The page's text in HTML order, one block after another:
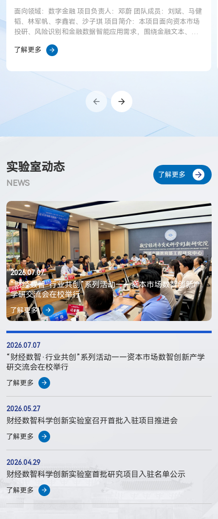
面向领域：数字金融 项目负责人：邓蔚 团队成员：刘斌、马健
韬、林军帆、李鑫岩、沙子琪 项目简介：本项目面向资本市场
投研、风险识别和金融数据智能应用需求，围绕金融文本、市
传导分析和多智能体协同研究，探索形成可用于投研辅助和风
数；量化因子；产业链传导；多智能体
了解更多
实验室动态
NEWS
了解更多
2026.07.07
“财经数智·行业共创”系列活动——资本市场数智创新产
学研交流会在校举行
了解更多
2026.07.07
“财经数智·行业共创”系列活动——资本市场数智创新产学
研交流会在校举行
了解更多
2026.05.27
财经数智科学创新实验室召开首批入驻项目推进会
了解更多
2026.04.29
财经数智科学创新实验室首批研究项目入驻名单公示
了解更多